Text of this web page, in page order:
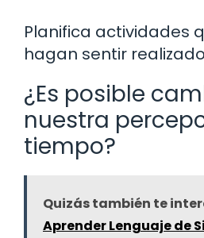
Planifica actividades
hagan sentir
¿Es posible
nuestra
tiempo?
Quizás también te
Aprender Lenguaje de